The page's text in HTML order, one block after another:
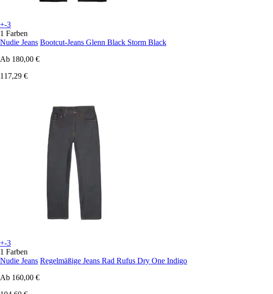
+-3
1 Farben
Nudie Jeans Bootcut-Jeans Glenn Black Storm Black
Ab 180,00 €
117,29 €
+-3
1 Farben
Nudie Jeans Regelmäßige Jeans Rad Rufus Dry One Indigo
Ab 160,00 €